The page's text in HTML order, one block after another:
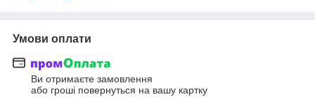
Умови оплати
Ви отримаєте замовлення
або гроші повернуться на вашу картку